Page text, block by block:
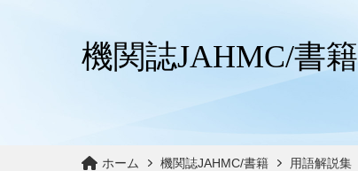
機関誌JAHMC/書籍
ホーム 機関誌JAHMC/書籍 用語解説集